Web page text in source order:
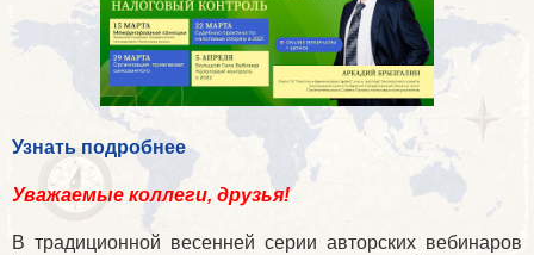
Узнать подробнее
Уважаемые коллеги, друзья!
В традиционной весенней серии авторских вебинаров